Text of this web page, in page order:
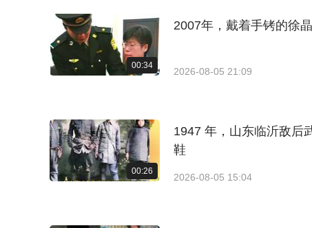
00:34
2007年，戴着手铐的徐
2026-08-05 21:09
00:26
1947 年，山东临沂敌后
鞋
2026-08-05 15:04